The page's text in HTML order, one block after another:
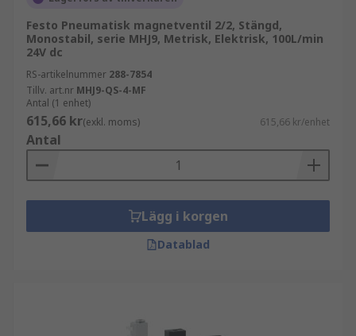
Festo Pneumatisk magnetventil 2/2, Stängd,
Monostabil, serie MHJ9, Metrisk, Elektrisk, 100L/min
24V dc
RS-artikelnummer 288-7854
Tillv. art.nr MHJ9-QS-4-MF
Antal (1 enhet)
615,66 kr(exkl. moms) 615,66 kr/enhet
Antal
Lägg i korgen
Datablad